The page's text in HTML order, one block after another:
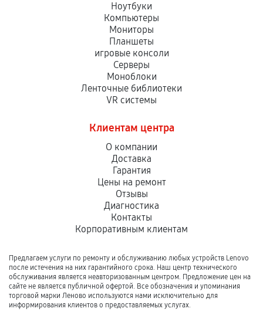
Ноутбуки
Компьютеры
Мониторы
Планшеты
игровые консоли
Серверы
Моноблоки
Ленточные библиотеки
VR системы
Клиентам центра
О компании
Доставка
Гарантия
Цены на ремонт
Отзывы
Диагностика
Контакты
Корпоративным клиентам
Предлагаем услуги по ремонту и обслуживанию любых устройств Lenovo
после истечения на них гарантийного срока. Наш центр технического
обслуживания является неавторизованным центром. Предложение цен на
сайте не является публичной офертой. Все обозначения и упоминания
торговой марки Леново используются нами исключительно для
информирования клиентов о предоставляемых услугах.